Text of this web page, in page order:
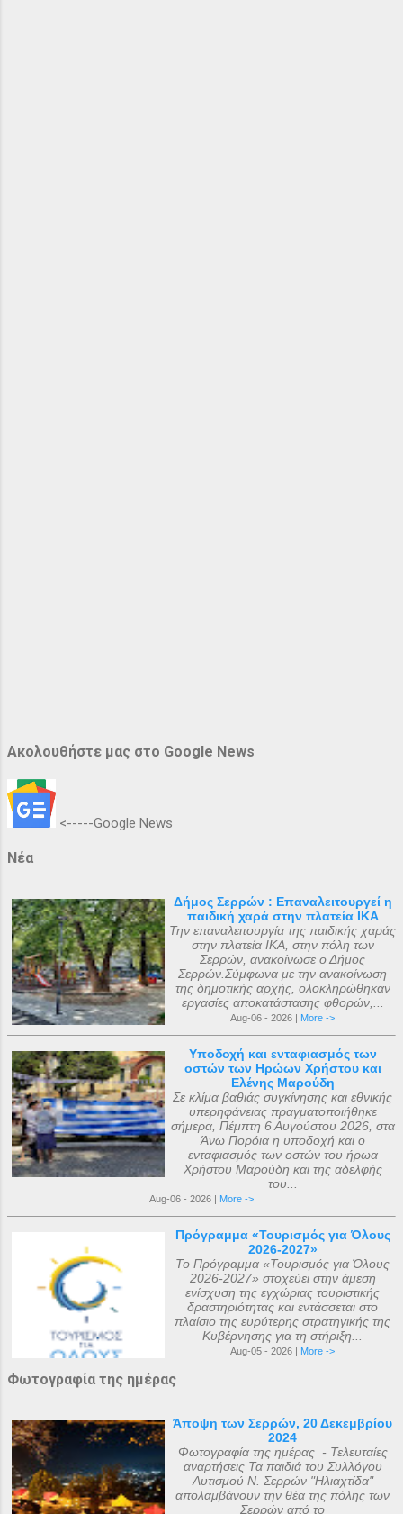
Ακολουθήστε μας στο Google News
<-----Google News
Νέα
Δήμος Σερρών : Επαναλειτουργεί η
παιδική χαρά στην πλατεία ΙΚΑ
Την επαναλειτουργία της παιδικής χαράς
στην πλατεία ΙΚΑ, στην πόλη των
Σερρών, ανακοίνωσε ο Δήμος
Σερρών.Σύμφωνα με την ανακοίνωση
της δημοτικής αρχής, ολοκληρώθηκαν
εργασίες αποκατάστασης φθορών,...
Aug-06 - 2026 | More ->
Υποδοχή και ενταφιασμός των
οστών των Ηρώων Χρήστου και
Ελένης Μαρούδη
Σε κλίμα βαθιάς συγκίνησης και εθνικής
υπερηφάνειας πραγματοποιήθηκε
σήμερα, Πέμπτη 6 Αυγούστου 2026, στα
Άνω Πορόια η υποδοχή και ο
ενταφιασμός των οστών του ήρωα
Χρήστου Μαρούδη και της αδελφής
του...
Aug-06 - 2026 | More ->
Πρόγραμμα «Τουρισμός για Όλους
2026-2027»
Το Πρόγραμμα «Τουρισμός για Όλους
2026-2027» στοχεύει στην άμεση
ενίσχυση της εγχώριας τουριστικής
δραστηριότητας και εντάσσεται στο
πλαίσιο της ευρύτερης στρατηγικής της
Κυβέρνησης για τη στήριξη...
Aug-05 - 2026 | More ->
Φωτογραφία της ημέρας
Άποψη των Σερρών, 20 Δεκεμβρίου
2024
Φωτογραφία της ημέρας - Τελευταίες
αναρτήσεις Τα παιδιά του Συλλόγου
Αυτισμού Ν. Σερρών "Ηλιαχτίδα"
απολαμβάνουν την θέα της πόλης των
Σερρών από το